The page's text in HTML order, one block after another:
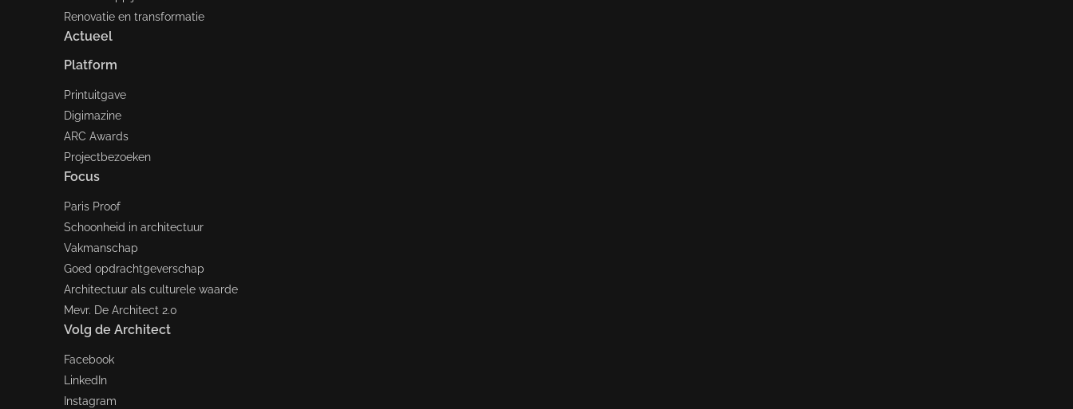
Renovatie en transformatie
Actueel
Platform
Printuitgave
Digimazine
ARC Awards
Projectbezoeken
Focus
Paris Proof
Schoonheid in architectuur
Vakmanschap
Goed opdrachtgeverschap
Architectuur als culturele waarde
Mevr. De Architect 2.0
Volg de Architect
Facebook
LinkedIn
Instagram